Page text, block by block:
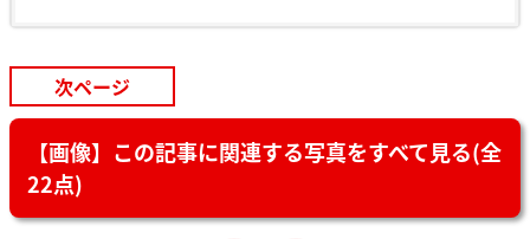
次ページ
【画像】この記事に関連する写真をすべて見る(全
22点)